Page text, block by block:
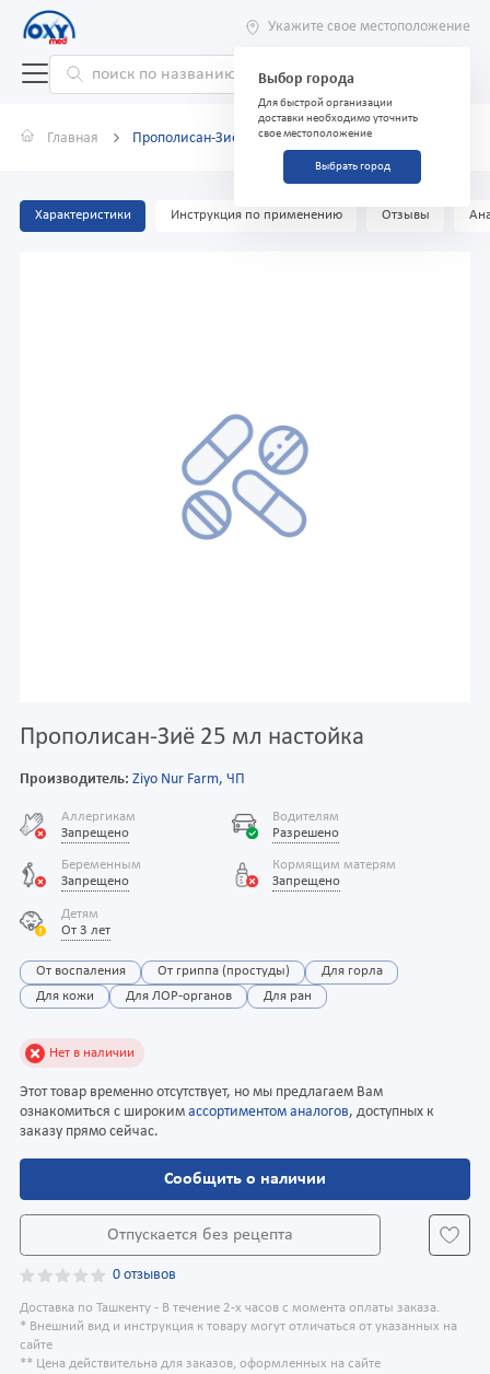
Укажите свое местоположение
Выбор города
Для быстрой организации
доставки необходимо уточнить
свое местоположение
Выбрать город
Главная Прополисан-Зиё 25 мл настойка
Характеристики Инструкция по применению Отзывы
Прополисан-Зиё 25 мл настойка
Производитель: Ziyo Nur Farm, ЧП
Аллергикам
Запрещено
Водителям
Разрешено
Беременным
Запрещено
Кормящим матерям
Запрещено
Детям
От 3 лет
От воспаления От гриппа (простуды)
Для горла
Для кожи
Для ЛОР-органов Для ран
Нет в наличии
Этот товар временно отсутствует, но мы предлагаем Вам
ознакомиться с широким ассортиментом аналогов, доступных к
заказу прямо сейчас.
Сообщить о наличии
Отпускается без рецепта
0 отзывов
Доставка по Ташкенту - В течение 2-х часов с момента оплаты заказа.
* Внешний вид и инструкция к товару могут отличаться от указанных на
сайте
** Цена действительна для заказов, оформленных на сайте